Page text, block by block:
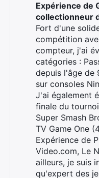
Expérience de
collectionneur
Fort d'une
compétition
compteur, j'ai
catégories :
depuis l'âge de
sur consoles
J'ai également
finale du
Super Smash
TV Game One
Expérience de
Video.com, Le
ailleurs, je suis
qu'expert des